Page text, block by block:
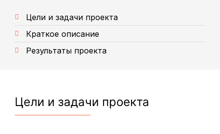
Цели и задачи проекта
Краткое описание
Результаты проекта
Цели и задачи проекта